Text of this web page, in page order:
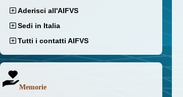
Aderisci all'AIFVS
Sedi in Italia
Tutti i contatti AIFVS
Memorie